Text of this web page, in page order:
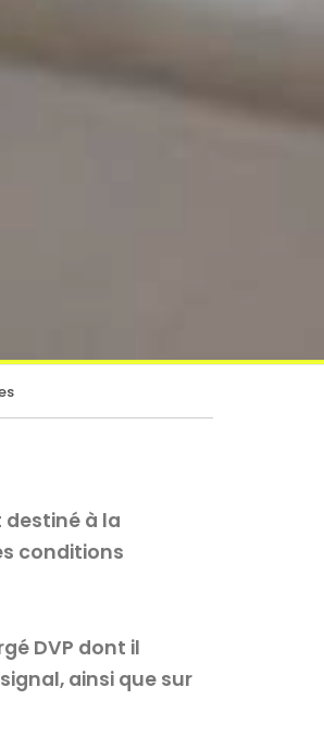
à la
conditions
DVP dont il
ainsi que sur